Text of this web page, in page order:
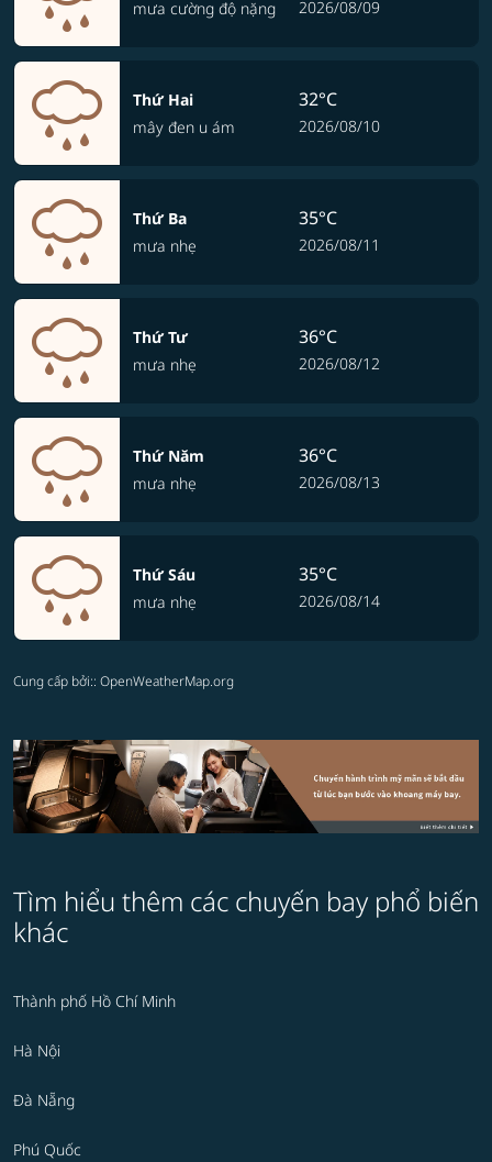
mưa cường độ nặng 2026/08/09
Thứ Hai
mây đen u ám
32°C
2026/08/10
Thứ Ba
mưa nhẹ
35°C
2026/08/11
Thứ Tư
mưa nhẹ
36°C
2026/08/12
Thứ Năm
mưa nhẹ
36°C
2026/08/13
Thứ Sáu
mưa nhẹ
35°C
2026/08/14
Cung cấp bởi:: OpenWeatherMap.org
Tìm hiểu thêm các chuyến bay phổ biến
khác
Thành phố Hồ Chí Minh
Hà Nội
Đà Nẵng
Phú Quốc